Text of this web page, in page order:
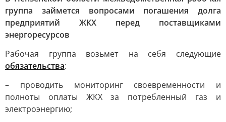
группа займется вопросами погашения долга
предприятий ЖКХ перед поставщиками
энергоресурсов
Рабочая группа возьмет на себя следующие
обязательства:
– проводить мониторинг своевременности и
полноты оплаты ЖКХ за потребленный газ и
электроэнергию;